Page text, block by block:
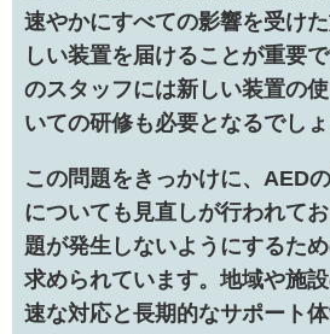
速やかにすべての影響を受け
しい装置を届けることが重要
のスタッフには新しい装置の
いての研修も必要となるでしょ
この問題をきっかけに、AED
についても見直しが行われて
題が発生しないようにするた
求められています。地域や施
速な対応と長期的なサポート